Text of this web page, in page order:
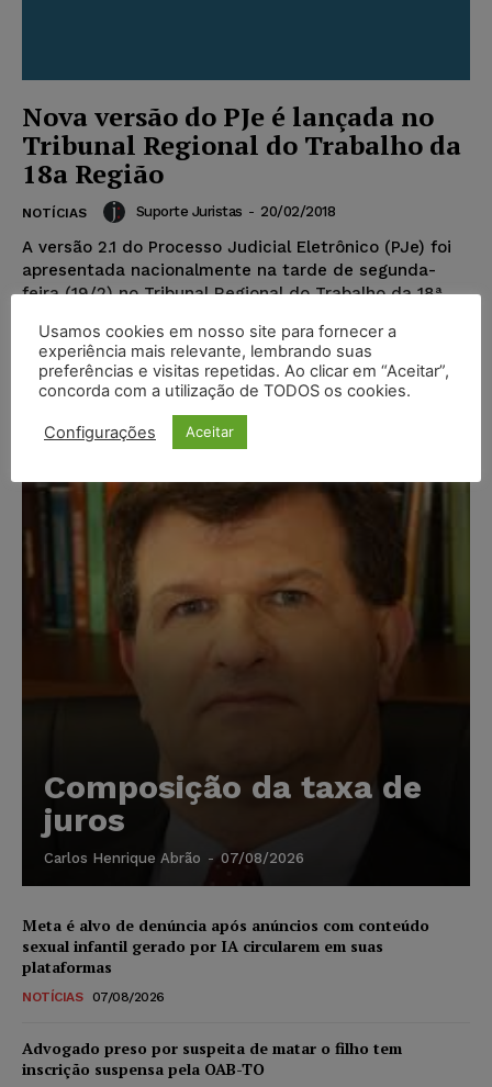
Nova versão do PJe é lançada no
Tribunal Regional do Trabalho da
18a Região
NOTÍCIAS Suporte Juristas - 20/02/2018
A versão 2.1 do Processo Judicial Eletrônico (PJe) foi
apresentada nacionalmente na tarde de segunda-
feira (19/2) no Tribunal Regional do Trabalho da 18ª
Popular
Composição da taxa de
juros
Carlos Henrique Abrão - 07/08/2026
Meta é alvo de denúncia após anúncios com conteúdo
sexual infantil gerado por IA circularem em suas
plataformas
NOTÍCIAS 07/08/2026
Advogado preso por suspeita de matar o filho tem
inscrição suspensa pela OAB-TO
Usamos cookies em nosso site para fornecer a
experiência mais relevante, lembrando suas
preferências e visitas repetidas. Ao clicar em “Aceitar”,
concorda com a utilização de TODOS os cookies.
Configurações Aceitar